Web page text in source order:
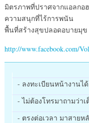
มิตรภาพที่ปราศจากแอลกอ
ความสนุกที่ไร้การพนัน
พื้นที่สร้างสุขปลอดอบายมุ
http://www.facebook.com/
- ลงทะเบียนหน้างานได้
- ไม่ต้องโทรมาถามว่า
- ตรงต่อเวลา มาสาย